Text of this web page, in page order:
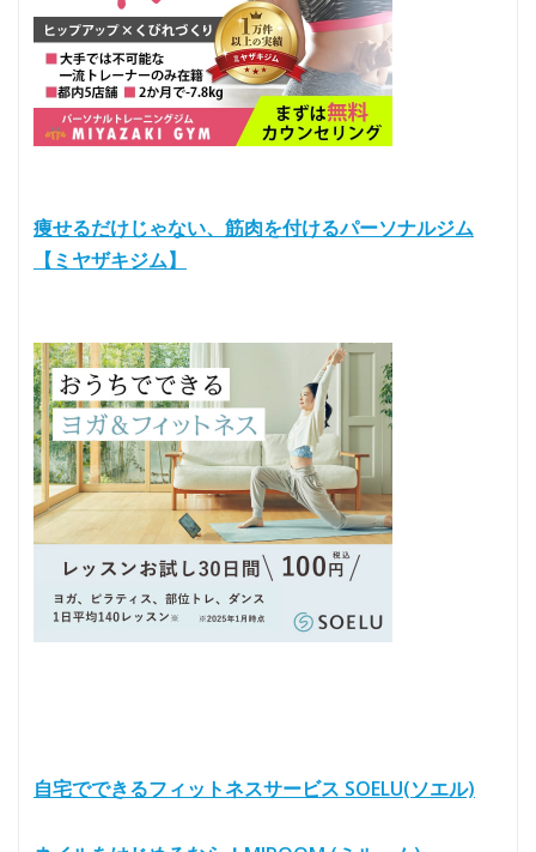
痩せるだけじゃない、筋肉を付けるパーソナルジム
【ミヤザキジム】
自宅でできるフィットネスサービス SOELU(ソエル)